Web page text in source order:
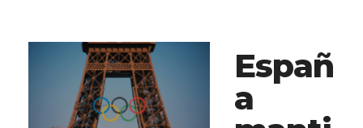
Españ
a